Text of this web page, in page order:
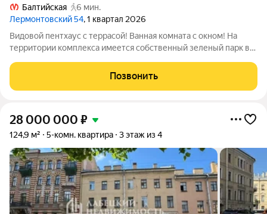
Балтийская
6 мин.
Лермонтовский 54, 1 квартал 2026
Видовой пентхаус с террасой! Ванная комната с окном! На
территории комплекса имеется собственный зеленый парк во
территории расположены современные детские и спортивные
площадки, пешие и велодорожки,
Позвонить
28 000 000 ₽
124,9 м² 5-комн. квартира 3 этаж из 4